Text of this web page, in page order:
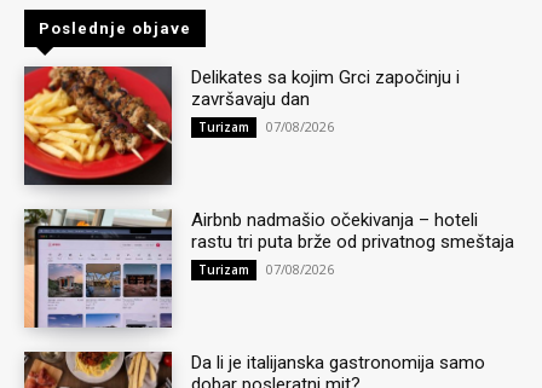
Poslednje objave
Delikates sa kojim Grci započinju i
završavaju dan
Turizam 07/08/2026
Airbnb nadmašio očekivanja – hoteli
rastu tri puta brže od privatnog smeštaja
Turizam 07/08/2026
Da li je italijanska gastronomija samo